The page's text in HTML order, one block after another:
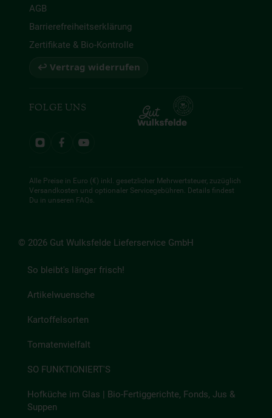
AGB
Barrierefreiheitserklärung
Zertifikate & Bio-Kontrolle
↩ Vertrag widerrufen
FOLGE UNS
Alle Preise in Euro (€) inkl. gesetzlicher Mehrwertsteuer, zuzüglich
Versandkosten und optionaler Servicegebühren. Details findest
Du in unseren FAQs.
© 2026 Gut Wulksfelde Lieferservice GmbH
So bleibt's länger frisch!
Artikelwuensche
Kartoffelsorten
Tomatenvielfalt
SO FUNKTIONIERT'S
Hofküche im Glas | Bio-Fertiggerichte, Fonds, Jus &
Suppen